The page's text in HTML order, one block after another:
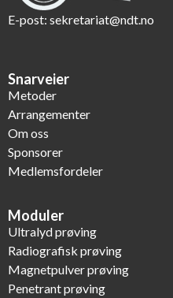
E-post: sekretariat@ndt.no
Snarveier
Metoder
Arrangementer
Om oss
Sponsorer
Medlemsfordeler
Moduler
Ultralyd prøving
Radiografisk prøving
Magnetpulver prøving
Penetrant prøving